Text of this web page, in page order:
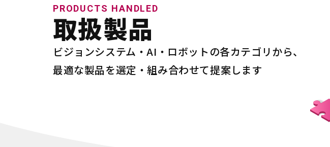
PRODUCTS HANDLED
取扱製品
ビジョンシステム・AI・ロボットの各カテゴリから、
最適な製品を選定・組み合わせて提案します